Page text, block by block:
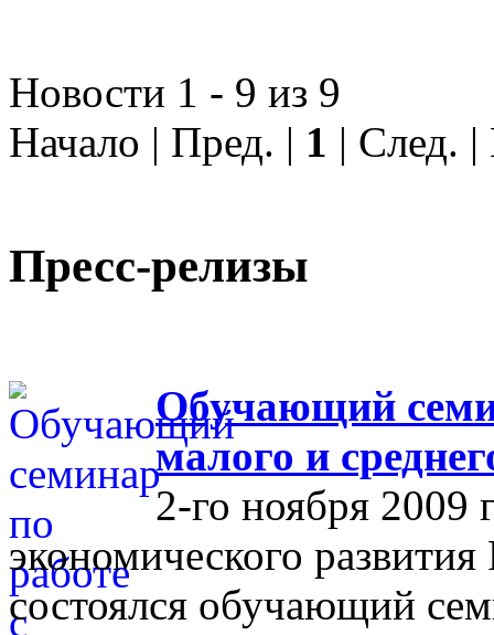
Новости 1 - 9 из 9
Начало | Пред. | 1 | След.
Пресс-релизы
Обучающий
малого и
2-го ноября 2009
экономического
состоялся обучающий